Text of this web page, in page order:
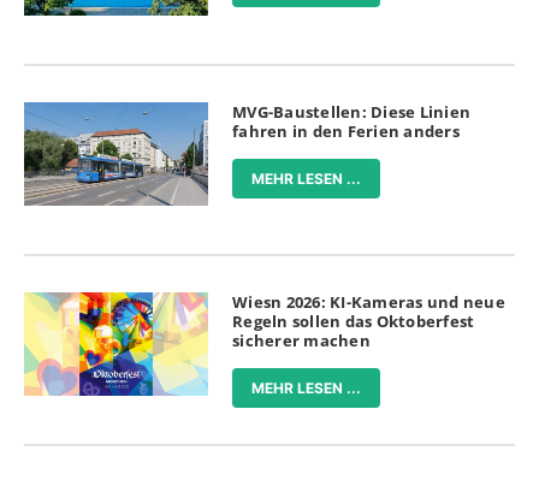
MVG-Baustellen: Diese Linien
fahren in den Ferien anders
MEHR LESEN ...
Wiesn 2026: KI-Kameras und neue
Regeln sollen das Oktoberfest
sicherer machen
MEHR LESEN ...